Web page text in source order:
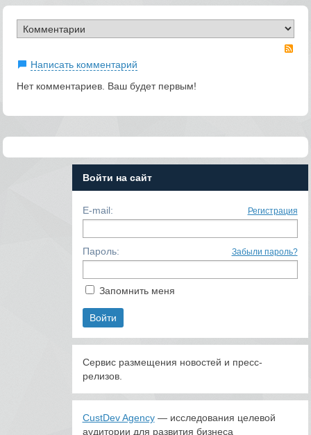
Написать комментарий
Нет комментариев. Ваш будет первым!
Войти на сайт
E-mail: Регистрация
Пароль: Забыли пароль?
Запомнить меня
Сервис размещения новостей и пресс-
релизов.
CustDev Agency— исследования целевой
аудитории для развития бизнеса